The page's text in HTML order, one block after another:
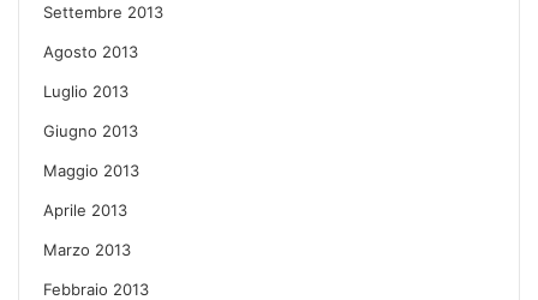
Settembre 2013
Agosto 2013
Luglio 2013
Giugno 2013
Maggio 2013
Aprile 2013
Marzo 2013
Febbraio 2013